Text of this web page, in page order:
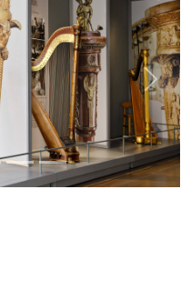
Next